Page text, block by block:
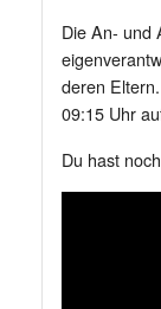
Die An- und
deren
09:15 Uhr
Du hast